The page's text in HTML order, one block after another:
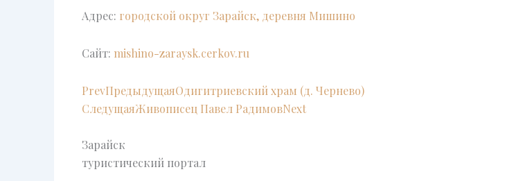
Адрес: городской округ Зарайск, деревня Мишино
Сайт: mishino-zaraysk.cerkov.ru
PrevПредыдущаяОдигитриевский храм (д. Чернево)
СледущаяЖивописец Павел РадимовNext
Зарайск
туристический портал